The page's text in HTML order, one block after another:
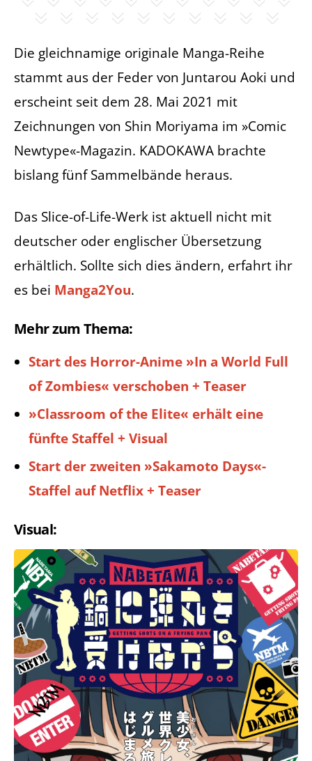
Die gleichnamige originale Manga-Reihe
stammt aus der Feder von Juntarou Aoki und
erscheint seit dem 28. Mai 2021 mit
Zeichnungen von Shin Moriyama im »Comic
Newtype«-Magazin. KADOKAWA brachte
bislang fünf Sammelbände heraus.
Das Slice-of-Life-Werk ist aktuell nicht mit
deutscher oder englischer Übersetzung
erhältlich. Sollte sich dies ändern, erfahrt ihr
es bei Manga2You.
Mehr zum Thema:
Start des Horror-Anime »In a World Full
of Zombies« verschoben + Teaser
»Classroom of the Elite« erhält eine
fünfte Staffel + Visual
Start der zweiten »Sakamoto Days«-
Staffel auf Netflix + Teaser
Visual: